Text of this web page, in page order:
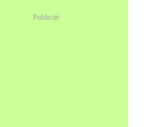
Publicité